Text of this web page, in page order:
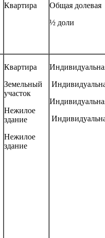
Квартира
Общая долевая
½ доли
Квартира
Земельный
участок
Нежилое
здание
Нежилое
здание